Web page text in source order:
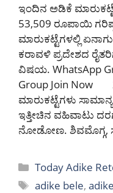
ಇಂದಿನ ಅಡಿಕೆ
53,509 ರೂಪಾಯಿ
ಮಾರುಕಟ್ಟೆಗಳಲ್ಲಿ
ಕರಾವಳಿ ಪ್ರದೇಶದ
ವಿಷಯ. WhatsApp
Group Join Now
ಮಾರುಕಟ್ಟೆಗಳು
ಇತ್ತೀಚಿನ ವಹಿವಾಟು
ನೋಡೋಣ. ಶಿವಮೊಗ್ಗ,
Categories
Today Adike
Tags
adike bele,